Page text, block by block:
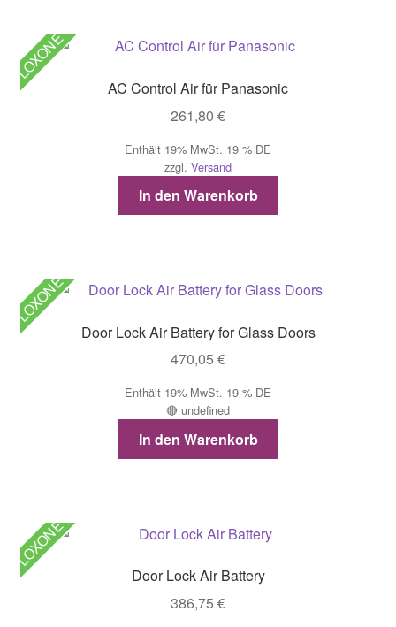
LOXONE
AC Control Air für Panasonic
261,80 €
Enthält 19% MwSt. 19 % DE
zzgl. Versand
In den Warenkorb
LOXONE
Door Lock Air Battery for Glass Doors
470,05 €
Enthält 19% MwSt. 19 % DE
🔴 undefined
In den Warenkorb
LOXONE
Door Lock Air Battery
386,75 €